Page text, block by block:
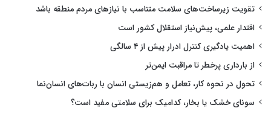
تقویت زیرساخت‌های سلامت متناسب با نیازهای مردم منطقه باشد
اقتدار علمی، پیش‌نیاز استقلال کشور است
اهمیت یادگیری کنترل ادرار پیش از ۴ سالگی
از بارداری پرخطر تا مراقبت ایمن‌تر
تحول در نحوه کار، تعامل و هم‌زیستی انسان با ربات‌های انسان‌نما
سونای خشک یا بخار، کدامیک برای سلامتی مفید است؟